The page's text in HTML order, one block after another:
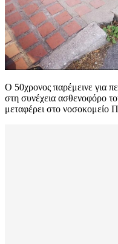
Ο 50χρονος παρέμεινε για
στη συνέχεια ασθενοφόρο
μεταφέρει στο νοσοκομείο